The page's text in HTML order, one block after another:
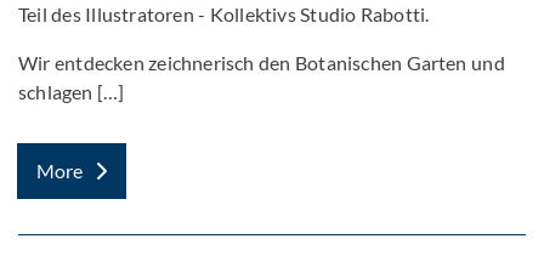
Teil des Illustratoren - Kollektivs Studio Rabotti.
Wir entdecken zeichnerisch den Botanischen Garten und
schlagen […]
More